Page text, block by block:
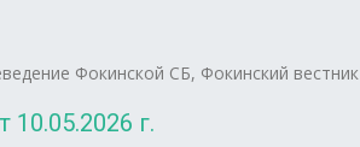
Фокинской СБ, Фокинский вестник
г.